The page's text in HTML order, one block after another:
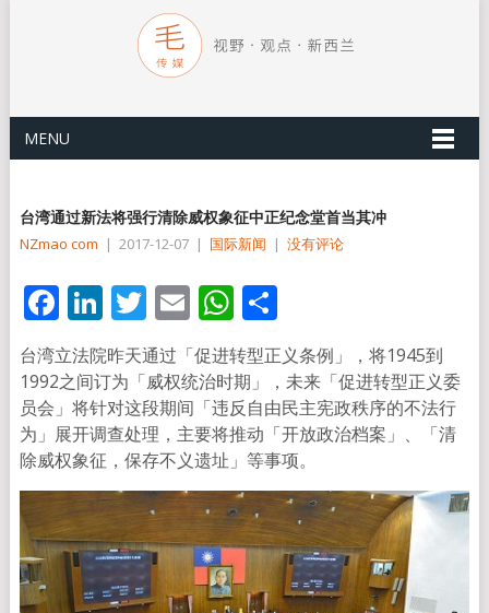
MENU
台湾通过新法将强行清除威权象征中正纪念堂首当其冲
NZmao com | 2017-12-07 | 国际新闻 | 没有评论
Facebook
LinkedIn
Twitter
EmailWhatsApp
分
享
台湾立法院昨天通过「促进转型正义条例」，将1945到
1992之间订为「威权统治时期」，未来「促进转型正义委
员会」将针对这段期间「违反自由民主宪政秩序的不法行
为」展开调查处理，主要将推动「开放政治档案」、「清
除威权象征，保存不义遗址」等事项。